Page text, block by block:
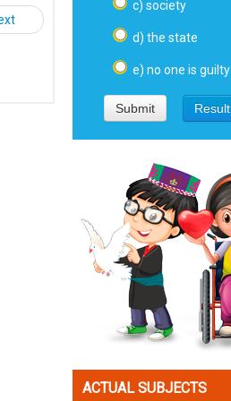
c) society
d) the state
e) no one is guilty
ACTUAL SUBJECTS